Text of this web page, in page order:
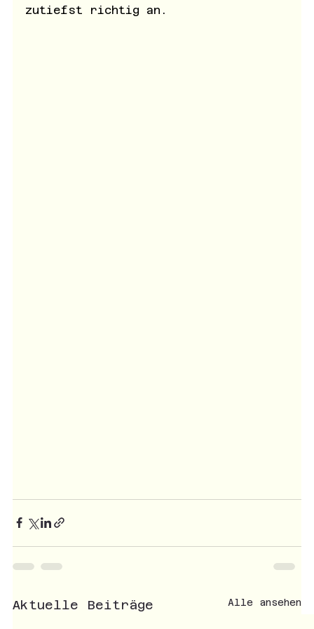
zutiefst richtig an.
Aktuelle Beiträge Alle ansehen